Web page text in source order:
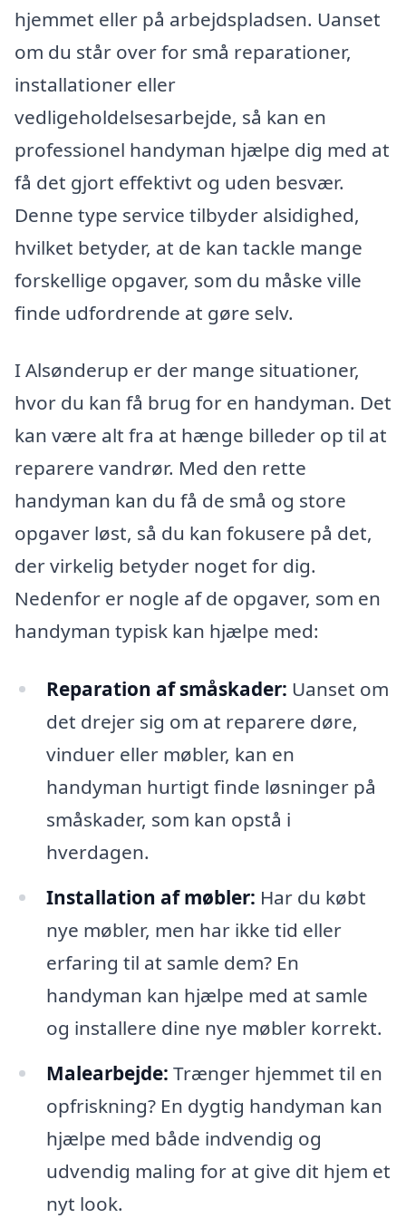
hjemmet eller på arbejdspladsen. Uanset
om du står over for små reparationer,
installationer eller
vedligeholdelsesarbejde, så kan en
professionel handyman hjælpe dig med at
få det gjort effektivt og uden besvær.
Denne type service tilbyder alsidighed,
hvilket betyder, at de kan tackle mange
forskellige opgaver, som du måske ville
finde udfordrende at gøre selv.
I Alsønderup er der mange situationer,
hvor du kan få brug for en handyman. Det
kan være alt fra at hænge billeder op til at
reparere vandrør. Med den rette
handyman kan du få de små og store
opgaver løst, så du kan fokusere på det,
der virkelig betyder noget for dig.
Nedenfor er nogle af de opgaver, som en
handyman typisk kan hjælpe med:
Reparation af småskader: Uanset om
det drejer sig om at reparere døre,
vinduer eller møbler, kan en
handyman hurtigt finde løsninger på
småskader, som kan opstå i
hverdagen.
Installation af møbler: Har du købt
nye møbler, men har ikke tid eller
erfaring til at samle dem? En
handyman kan hjælpe med at samle
og installere dine nye møbler korrekt.
Malearbejde: Trænger hjemmet til en
opfriskning? En dygtig handyman kan
hjælpe med både indvendig og
udvendig maling for at give dit hjem et
nyt look.